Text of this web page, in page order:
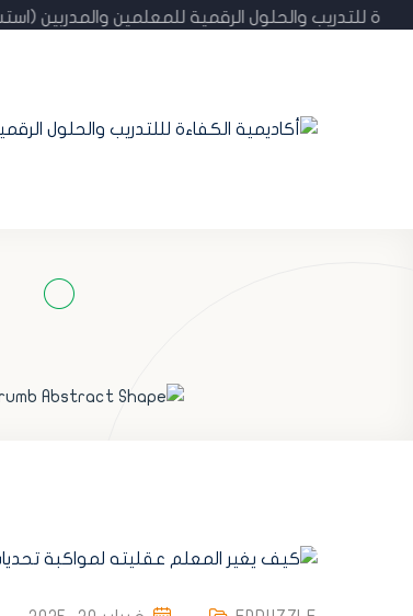
للتدريب والحلول الرقمية للمعلمين